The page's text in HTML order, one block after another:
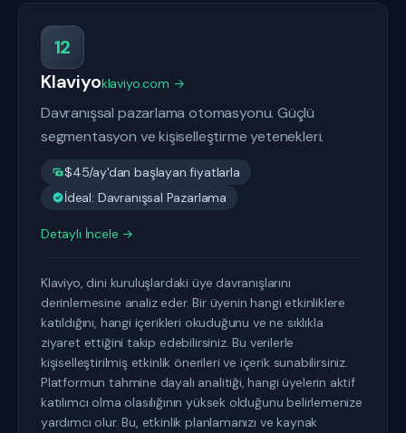
12
Klaviyoklaviyo.com →
Davranışsal pazarlama otomasyonu. Güçlü
segmentasyon ve kişiselleştirme yetenekleri.
$45/ay'dan başlayan fiyatlarla
İdeal: Davranışsal Pazarlama
Detaylı İncele →
Klaviyo, dini kuruluşlardaki üye davranışlarını
derinlemesine analiz eder. Bir üyenin hangi etkinliklere
katıldığını, hangi içerikleri okuduğunu ve ne sıklıkla
ziyaret ettiğini takip edebilirsiniz. Bu verilerle
kişiselleştirilmiş etkinlik önerileri ve içerik sunabilirsiniz.
Platformun tahmine dayalı analitiği, hangi üyelerin aktif
katılımcı olma olasılığının yüksek olduğunu belirlemenize
yardımcı olur. Bu, etkinlik planlamanızı ve kaynak